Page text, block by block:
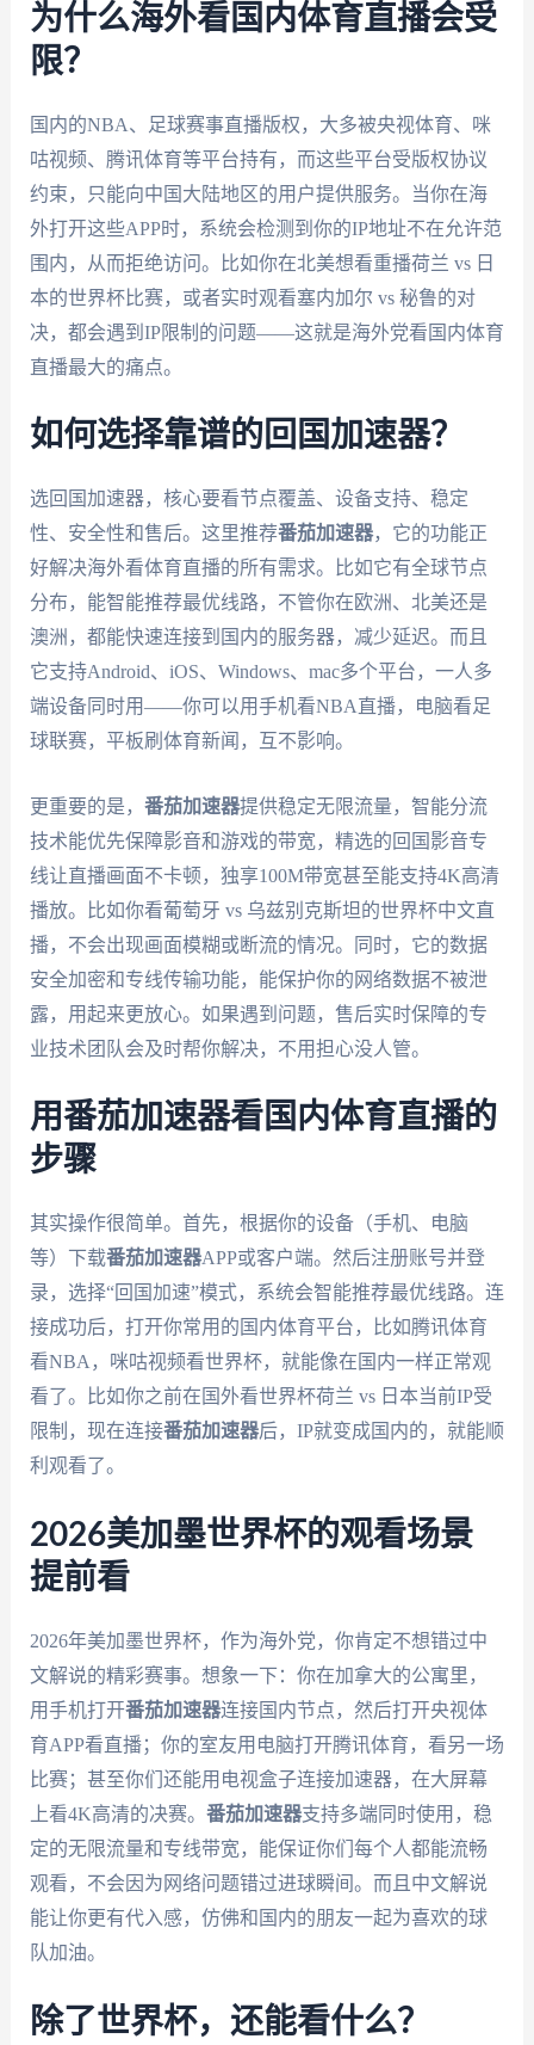
为什么海外看国内体育直播会受
限？
国内的NBA、足球赛事直播版权，大多被央视体育、咪
咕视频、腾讯体育等平台持有，而这些平台受版权协议
约束，只能向中国大陆地区的用户提供服务。当你在海
外打开这些APP时，系统会检测到你的IP地址不在允许范
围内，从而拒绝访问。比如你在北美想看重播荷兰 vs 日
本的世界杯比赛，或者实时观看塞内加尔 vs 秘鲁的对
决，都会遇到IP限制的问题——这就是海外党看国内体育
直播最大的痛点。
如何选择靠谱的回国加速器？
选回国加速器，核心要看节点覆盖、设备支持、稳定
性、安全性和售后。这里推荐番茄加速器，它的功能正
好解决海外看体育直播的所有需求。比如它有全球节点
分布，能智能推荐最优线路，不管你在欧洲、北美还是
澳洲，都能快速连接到国内的服务器，减少延迟。而且
它支持Android、iOS、Windows、mac多个平台，一人多
端设备同时用——你可以用手机看NBA直播，电脑看足
球联赛，平板刷体育新闻，互不影响。
更重要的是， 番茄加速器提供稳定无限流量，智能分流
技术能优先保障影音和游戏的带宽，精选的回国影音专
线让直播画面不卡顿，独享100M带宽甚至能支持4K高清
播放。比如你看葡萄牙 vs 乌兹别克斯坦的世界杯中文直
播，不会出现画面模糊或断流的情况。同时，它的数据
安全加密和专线传输功能，能保护你的网络数据不被泄
露，用起来更放心。如果遇到问题，售后实时保障的专
业技术团队会及时帮你解决，不用担心没人管。
用番茄加速器看国内体育直播的
步骤
其实操作很简单。首先，根据你的设备（手机、电脑
等）下载番茄加速器APP或客户端。然后注册账号并登
录，选择“回国加速”模式，系统会智能推荐最优线路。连
接成功后，打开你常用的国内体育平台，比如腾讯体育
看NBA，咪咕视频看世界杯，就能像在国内一样正常观
看了。比如你之前在国外看世界杯荷兰 vs 日本当前IP受
限制，现在连接番茄加速器后，IP就变成国内的，就能顺
利观看了。
2026美加墨世界杯的观看场景
提前看
2026年美加墨世界杯，作为海外党，你肯定不想错过中
文解说的精彩赛事。想象一下：你在加拿大的公寓里，
用手机打开番茄加速器连接国内节点，然后打开央视体
育APP看直播；你的室友用电脑打开腾讯体育，看另一场
比赛；甚至你们还能用电视盒子连接加速器，在大屏幕
上看4K高清的决赛。 番茄加速器支持多端同时使用，稳
定的无限流量和专线带宽，能保证你们每个人都能流畅
观看，不会因为网络问题错过进球瞬间。而且中文解说
能让你更有代入感，仿佛和国内的朋友一起为喜欢的球
队加油。
除了世界杯，还能看什么？